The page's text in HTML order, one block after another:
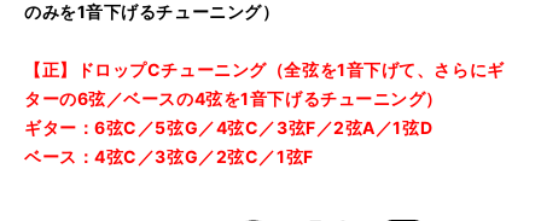
のみを1音下げるチューニング）
【正】ドロップCチューニング（全弦を1音下げて、さらにギ
ターの6弦／ベースの4弦を1音下げるチューニング）
ギター：6弦C／5弦G／4弦C／3弦F／2弦A／1弦D
ベース：4弦C／3弦G／2弦C／1弦F